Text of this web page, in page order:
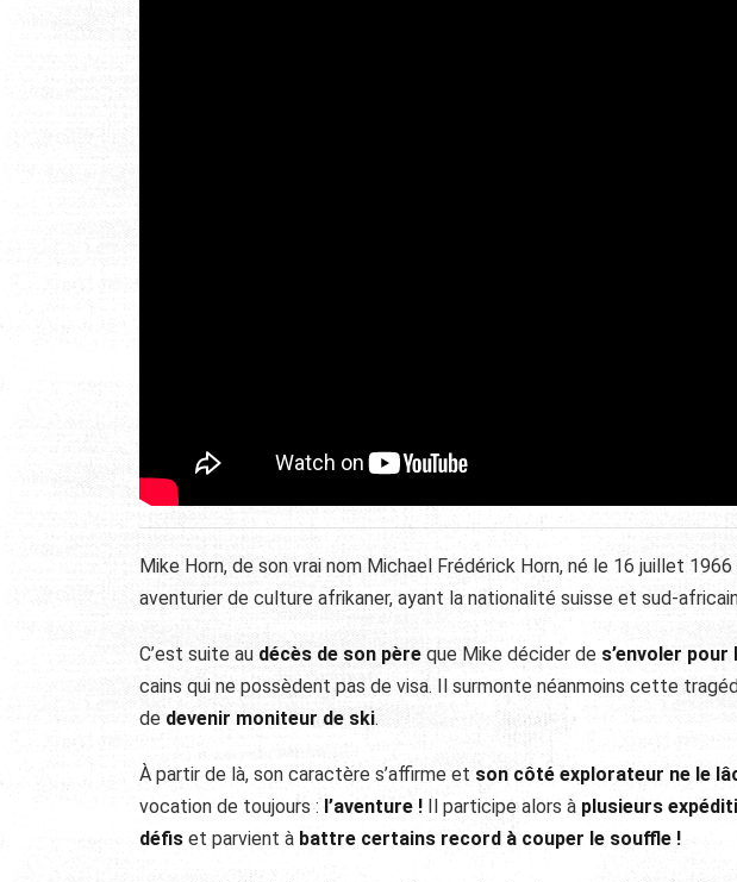
Mike Horn, de son vrai nom Michael Frédérick Horn, né le 16 juillet
aventurier de culture afrikaner, ayant la nationalité suisse et sud-
C’est suite au décès de son père que Mike décider de s’envoler pour
cains qui ne possèdent pas de visa. Il surmonte néanmoins cette
de devenir moniteur de ski.
À partir de là, son caractère s’affirme et son côté explorateur ne le
vocation de toujours : l’aventure ! Il participe alors à plusieurs
défis et parvient à battre certains record à couper le souffle !